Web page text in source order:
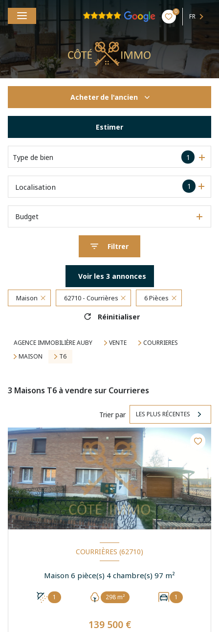
0
FR
Acheter de l'ancien
Estimer
Type de bien 1
1
Localisation
Budget
Filtrer
Voir les 3annonces
Maison 62710 - Courrières 6 Pièces
Réinitialiser
AGENCE IMMOBILIÈRE AUBY VENTE
COURRIERES
MAISON
T6
3 Maisons T6 à vendre sur Courrieres
Trier par LES PLUS RÉCENTES
COURRIÈRES (62710)
Maison 6 pièce(s) 4 chambre(s) 97 m²
1 298 m² 1
139 500 €